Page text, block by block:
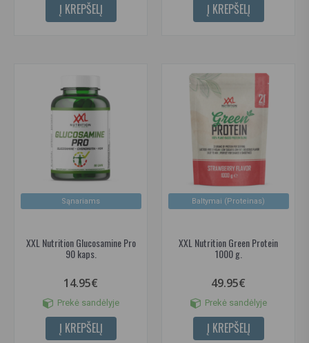
Į KREPŠELĮ Į KREPŠELĮ
Sąnariams
XXL Nutrition Glucosamine Pro
90 kaps.
14.95€
Prekė sandėlyje
Į KREPŠELĮ
Baltymai (Proteinas)
XXL Nutrition Green Protein
1000 g.
49.95€
Prekė sandėlyje
Į KREPŠELĮ